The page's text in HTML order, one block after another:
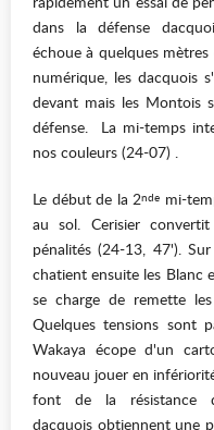
dans la défense
échoue à quelques
numérique, les dacquois
devant mais les Montois
défense. La mi-temps
nos couleurs (24-07) .
Le début de la 2nde mi-
au sol. Cerisier
pénalités (24-13, 47').
chatient ensuite les Blanc
se charge de remette
Quelques tensions sont
Wakaya écope d'un
nouveau jouer en
font de la résistance
dacquois obtiennent une